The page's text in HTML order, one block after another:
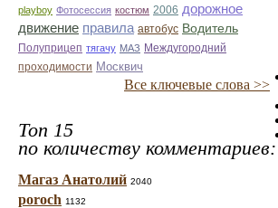
playboy Фотосессия костюм 2006 дорожное
движение правила автобус Водитель
Полуприцеп тягачу МАЗ Междугородний
проходимости Москвич
Все ключевые слова >>
Топ 15
по количеству комментариев:
Магаз Анатолий 2040
poroch 1132